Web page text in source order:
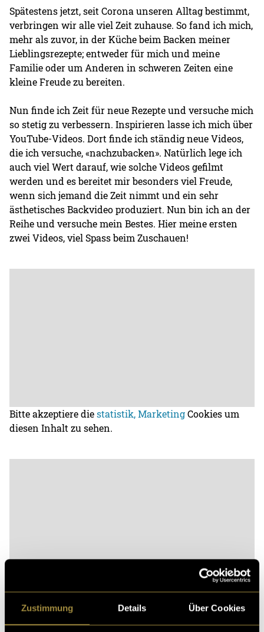
Zustimmung Details Über Cookies
Spätestens jetzt, seit Corona unseren Alltag bestimmt,
verbringen wir alle viel Zeit zuhause. So fand ich mich,
mehr als zuvor, in der Küche beim Backen meiner
Lieblingsrezepte; entweder für mich und meine
Familie oder um Anderen in schweren Zeiten eine
kleine Freude zu bereiten.
Nun finde ich Zeit für neue Rezepte und versuche mich
so stetig zu verbessern. Inspirieren lasse ich mich über
YouTube-Videos. Dort finde ich ständig neue Videos,
die ich versuche, «nachzubacken». Natürlich lege ich
auch viel Wert darauf, wie solche Videos gefilmt
werden und es bereitet mir besonders viel Freude,
wenn sich jemand die Zeit nimmt und ein sehr
ästhetisches Backvideo produziert. Nun bin ich an der
Reihe und versuche mein Bestes. Hier meine ersten
zwei Videos, viel Spass beim Zuschauen!
Bitte akzeptiere diestatistik, MarketingCookies um
diesen Inhalt zu sehen.
Bitte akzeptiere die statistik, Marketing
Cookies um